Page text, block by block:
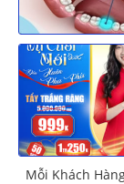
Mỗi Khách